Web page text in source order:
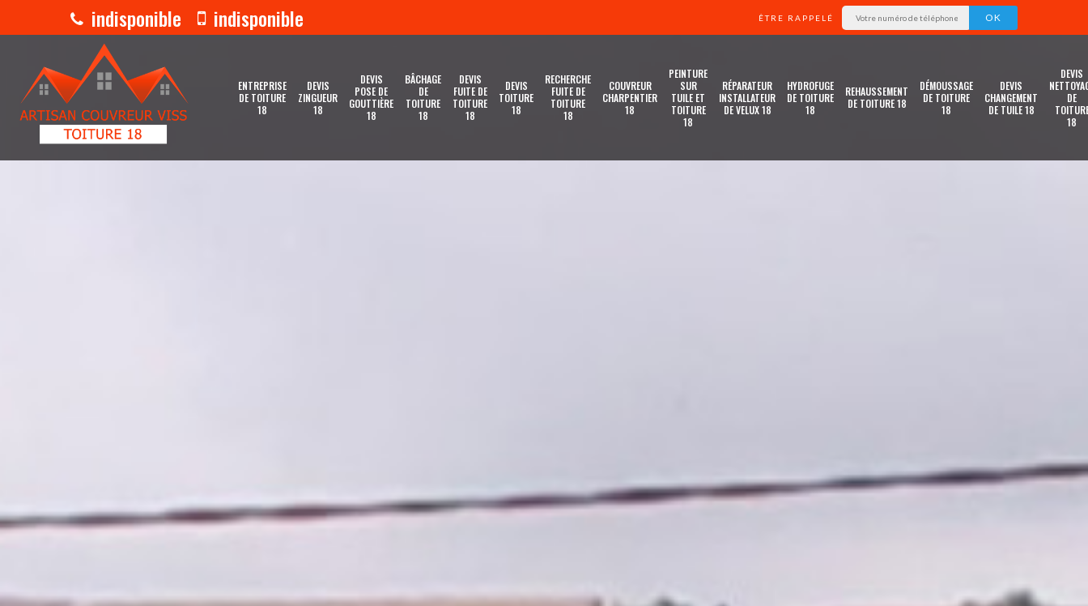
indisponible indisponible ÊTRE RAPPELÉ
ENTREPRISE
DE TOITURE
18
DEVIS
ZINGUEUR
18
DEVIS
POSE DE
GOUTTIÈRE
18
BÂCHAGE
DE
TOITURE
18
DEVIS
FUITE DE
TOITURE
18
DEVIS
TOITURE
18
RECHERCHE
FUITE DE
TOITURE
18
COUVREUR
CHARPENTIER
18
PEINTURE
SUR
TUILE ET
TOITURE
18
RÉPARATEUR
INSTALLATEUR
DE VELUX 18
HYDROFUGE
DE TOITURE
18
REHAUSSEMENT
DE TOITURE 18
DÉMOUSSAGE
DE TOITURE
18
DEVIS
CHANGEMENT
DE TUILE 18
DEVIS
DE
18